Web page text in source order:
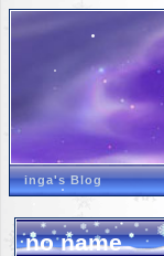
inga's Blog
no name